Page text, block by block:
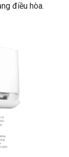
điều hòa.